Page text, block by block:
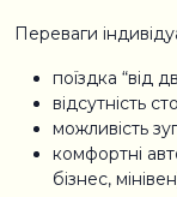
Переваги
поїздка “від
відсутність
можливість
комфортні
бізнес,